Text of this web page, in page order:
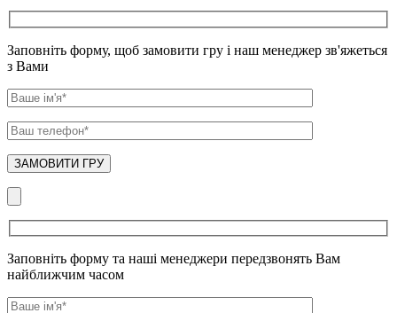
Заповніть форму, щоб замовити гру і наш менеджер зв'яжеться
з Вами
Заповніть форму та наші менеджери передзвонять Вам
найближчим часом